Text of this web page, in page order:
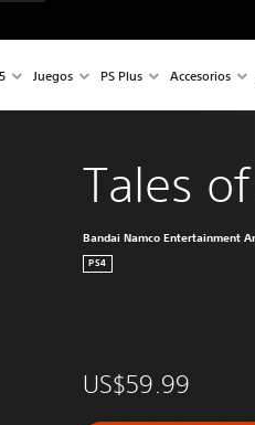
Juegos PS Plus Accesorios
Tales
Bandai Namco Entertainment
PS4
US$59.99